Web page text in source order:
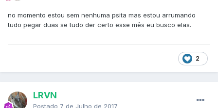
no momento estou sem nenhuma psita mas estou arrumando
tudo pegar duas se tudo der certo esse mês eu busco elas.
2
LRVN
Postado 7 de Julho de 2017